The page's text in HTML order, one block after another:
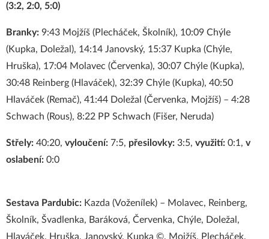
(3:2, 2:0, 5:0)
Branky: 9:43 Mojžíš (Plecháček, Školník), 10:09 Chýle
(Kupka, Doležal), 14:14 Janovský, 15:37 Kupka (Chýle,
Hruška), 17:04 Molavec (Červenka), 30:07 Chýle (Kupka),
30:48 Reinberg (Hlaváček), 32:39 Chýle (Kupka), 40:50
Hlaváček (Remač), 41:44 Doležal (Červenka, Mojžíš) – 4:28
Schwach (Rous), 8:22 PP Schwach (Fišer, Neruda)
Střely: 40:20, vyloučení: 7:5, přesilovky: 3:5, využití: 0:1, v
oslabení: 0:0
Sestava Pardubic: Kazda (Voženílek) – Molavec, Reinberg,
Školník, Švadlenka, Baráková, Červenka, Chýle, Doležal,
Hlaváček, Hruška, Janovský, Kupka ©, Mojžíš, Plecháček,